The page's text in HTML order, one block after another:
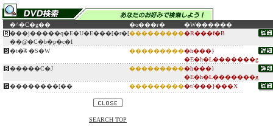
�^�C�g�� �o���ғ�
�W������
���j�����q�E�U�E���[�r�[
��@�C�b�p�c�I
����������R���f�B
�t�̈ꑰ �S�W ����������h���}
�E�h�L�������g
�����C�J
����������h���}
�E�h�L�������g
��������[��
����������t/���}���X
SEARCH TOP